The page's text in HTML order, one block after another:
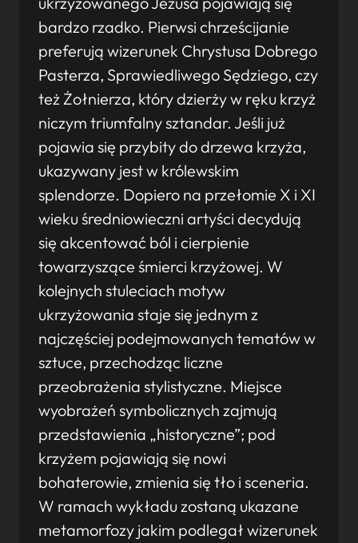
bardzo rzadko. Pierwsi chrześcijanie
preferują wizerunek Chrystusa Dobrego
Pasterza, Sprawiedliwego Sędziego, czy
też Żołnierza, który dzierży w ręku krzyż
niczym triumfalny sztandar. Jeśli już
pojawia się przybity do drzewa krzyża,
ukazywany jest w królewskim
splendorze. Dopiero na przełomie X i XI
wieku średniowieczni artyści decydują
się akcentować ból i cierpienie
towarzyszące śmierci krzyżowej. W
kolejnych stuleciach motyw
ukrzyżowania staje się jednym z
najczęściej podejmowanych tematów w
sztuce, przechodząc liczne
przeobrażenia stylistyczne. Miejsce
wyobrażeń symbolicznych zajmują
przedstawienia „historyczne”; pod
krzyżem pojawiają się nowi
bohaterowie, zmienia się tło i sceneria.
W ramach wykładu zostaną ukazane
metamorfozy jakim podlegał wizerunek